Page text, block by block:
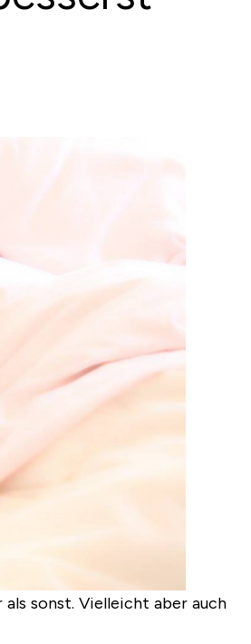
sonst. Vielleicht aber auch